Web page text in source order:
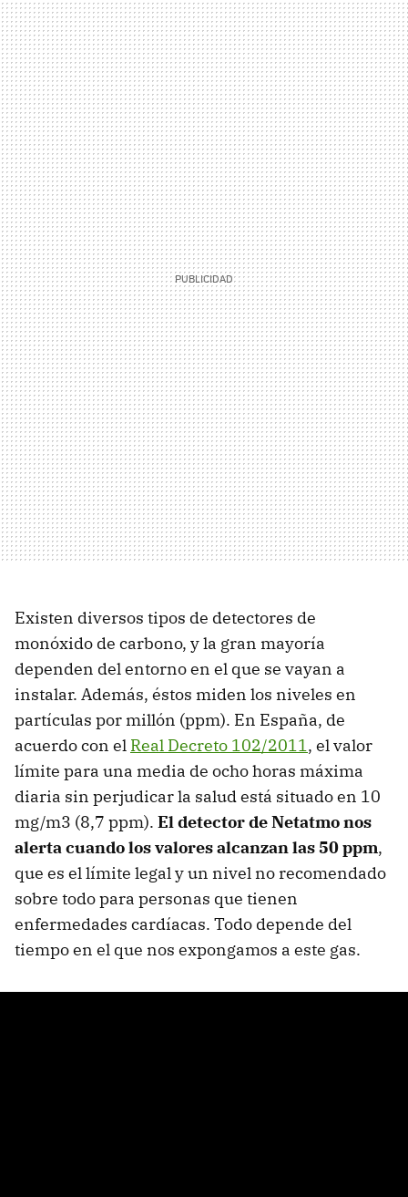
Existen diversos tipos de detectores de
monóxido de carbono, y la gran mayoría
dependen del entorno en el que se vayan a
instalar. Además, éstos miden los niveles en
partículas por millón (ppm). En España, de
acuerdo con el Real Decreto 102/2011, el valor
límite para una media de ocho horas máxima
diaria sin perjudicar la salud está situado en 10
mg/m3 (8,7 ppm). El detector de Netatmo nos
alerta cuando los valores alcanzan las 50 ppm,
que es el límite legal y un nivel no recomendado
sobre todo para personas que tienen
enfermedades cardíacas. Todo depende del
tiempo en el que nos expongamos a este gas.